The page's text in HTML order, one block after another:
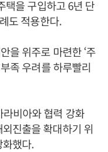
택을 구입하고 6년 단
도 적용한다.
을 위주로 마련한 ‘주
족 우려를 하루빨리
비아와 협력 강화
진출을 확대하기 위
했다.